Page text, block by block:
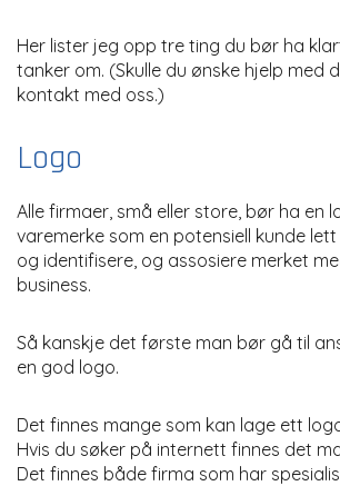
Her lister jeg opp tre ting du bør ha
tanker om. (Skulle du ønske hjelp med
kontakt med oss.)
Logo
Alle firmaer, små eller store, bør ha en
varemerke som en potensiell kunde
og identifisere, og assosiere merket
business.
Så kanskje det første man bør gå til
en god logo.
Det finnes mange som kan lage ett
Hvis du søker på internett finnes det
Det finnes både firma som har